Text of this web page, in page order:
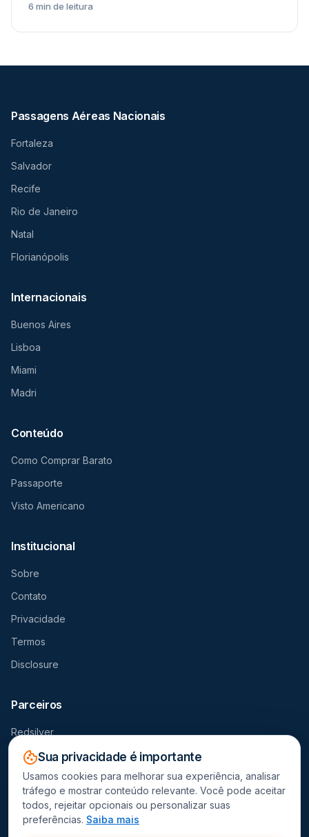
6 min de leitura
Passagens Aéreas Nacionais
Fortaleza
Salvador
Recife
Rio de Janeiro
Natal
Florianópolis
Internacionais
Buenos Aires
Lisboa
Miami
Madri
Conteúdo
Como Comprar Barato
Passaporte
Visto Americano
Institucional
Sobre
Contato
Privacidade
Termos
Disclosure
Parceiros
Redsilver
Seguro Viagem
Destravador
Sua privacidade é importante
Usamos cookies para melhorar sua experiência, analisar
tráfego e mostrar conteúdo relevante. Você pode aceitar
todos, rejeitar opcionais ou personalizar suas
preferências. Saiba mais